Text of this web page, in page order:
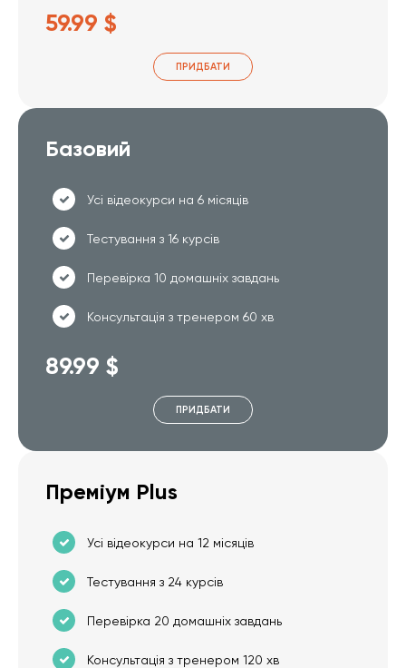
59.99 $
ПРИДБАТИ
Базовий
Усі відеокурси на 6 місяців
Тестування з 16 курсів
Перевірка 10 домашніх завдань
Консультація з тренером 60 хв
89.99 $
ПРИДБАТИ
Преміум Plus
Усі відеокурси на 12 місяців
Тестування з 24 курсів
Перевірка 20 домашніх завдань
Консультація з тренером 120 хв